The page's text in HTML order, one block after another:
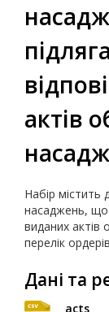
актів
Набір містить
насаджень, що
виданих
перелік
Дані та
acts